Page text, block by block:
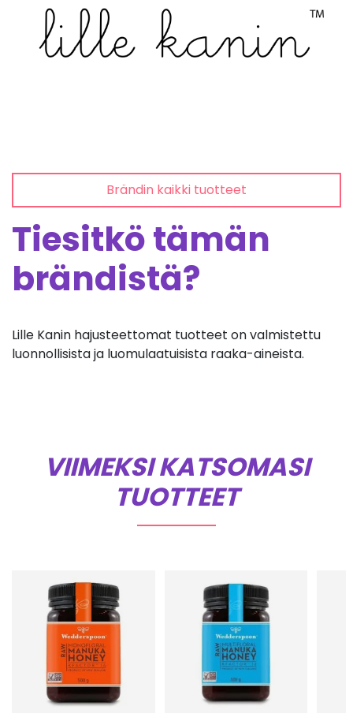
Brändin kaikki tuotteet
Tiesitkö tämän
brändistä?
Lille Kanin hajusteettomat tuotteet on valmistettu
luonnollisista ja luomulaatuisista raaka-aineista.
VIIMEKSI KATSOMASI
TUOTTEET